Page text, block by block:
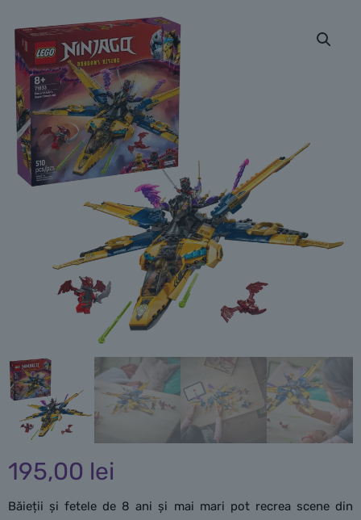
195,00 lei
Băieții și fetele de 8 ani și mai mari pot recrea scene din